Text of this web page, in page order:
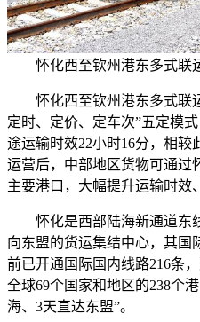
怀化西至钦州港东多式
怀化西至钦州港东多式联运
定时、定价、定车次”五定模
途运输时效22小时16分，相较
运营后，中部地区货物可通过
主要港口，大幅提升运输时效
怀化是西部陆海新通道东
向东盟的货运集结中心，其国
前已开通国际国内线路216条
全球69个国家和地区的238个
海、3天直达东盟”。